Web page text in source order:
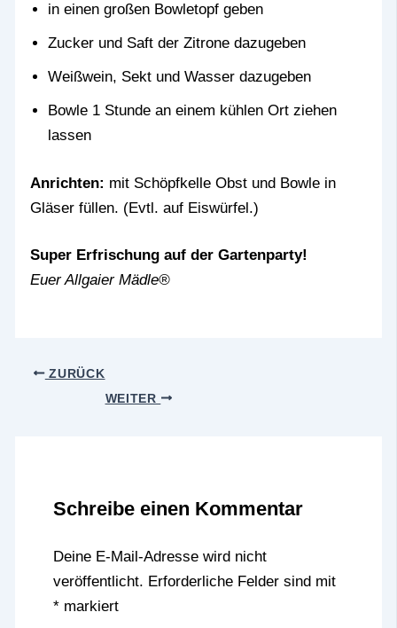
in einen großen Bowletopf geben
Zucker und Saft der Zitrone dazugeben
Weißwein, Sekt und Wasser dazugeben
Bowle 1 Stunde an einem kühlen Ort ziehen
lassen
Anrichten: mit Schöpfkelle Obst und Bowle in
Gläser füllen. (Evtl. auf Eiswürfel.)
Super Erfrischung auf der Gartenparty!
Euer Allgaier Mädle®
ZURÜCK
WEITER
Schreibe einen Kommentar
Deine E-Mail-Adresse wird nicht
veröffentlicht. Erforderliche Felder sind mit
*markiert